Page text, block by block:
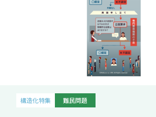
構造化特集 難民問題